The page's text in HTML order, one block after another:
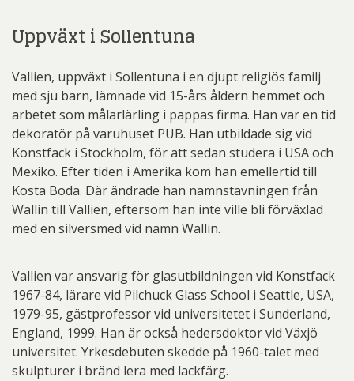
Uppväxt i Sollentuna
Vallien, uppväxt i Sollentuna i en djupt religiös familj
med sju barn, lämnade vid 15-års åldern hemmet och
arbetet som målarlärling i pappas firma. Han var en tid
dekoratör på varuhuset PUB. Han utbildade sig vid
Konstfack i Stockholm, för att sedan studera i USA och
Mexiko. Efter tiden i Amerika kom han emellertid till
Kosta Boda. Där ändrade han namnstavningen från
Wallin till Vallien, eftersom han inte ville bli förväxlad
med en silversmed vid namn Wallin.
Vallien var ansvarig för glasutbildningen vid Konstfack
1967-84, lärare vid Pilchuck Glass School i Seattle, USA,
1979-95, gästprofessor vid universitetet i Sunderland,
England, 1999. Han är också hedersdoktor vid Växjö
universitet. Yrkesdebuten skedde på 1960-talet med
skulpturer i bränd lera med lackfärg.